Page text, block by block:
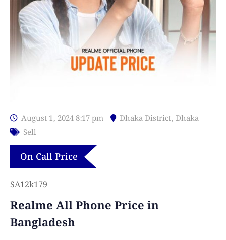
August 1, 2024 8:17 pm Dhaka District, Dhaka
Sell
On Call Price
SA12k179
Realme All Phone Price in
Bangladesh